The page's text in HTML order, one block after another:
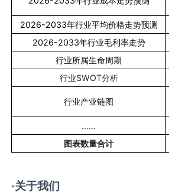
2026-2033年行业平均价格走势预测
2026-2033年行业毛利率走势
行业所属生命周期
行业SWOT分析
行业产业链图
……
图表数量合计
·关于我们